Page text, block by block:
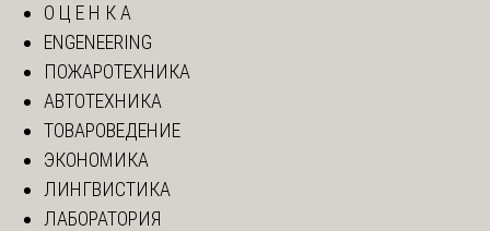
О Ц Е Н К А
ENGENEERING
ПОЖАРОТЕХНИКА
АВТОТЕХНИКА
ТОВАРОВЕДЕНИЕ
ЭКОНОМИКА
ЛИНГВИСТИКА
ЛАБОРАТОРИЯ